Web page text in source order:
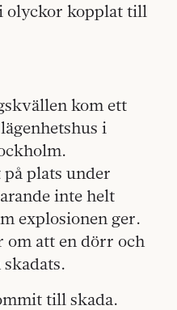
olyckor kopplat till
kom ett
i
plats under
inte helt
explosionen ger.
om att en dörr och
till skada.